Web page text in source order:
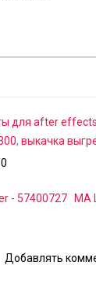
для after effects
, выкачка
0
- 57400727 MA
Добавлять